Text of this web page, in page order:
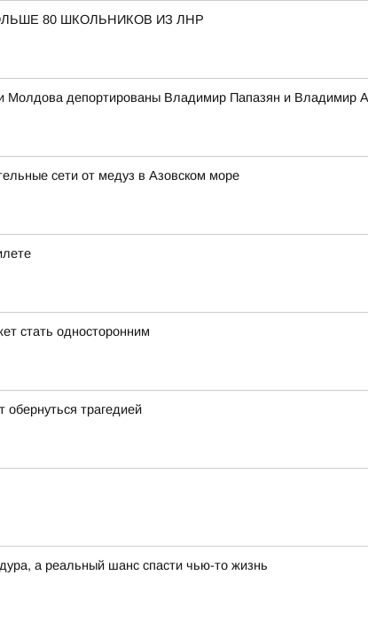
80 ШКОЛЬНИКОВ ИЗ ЛНР
Молдова депортированы Владимир Папазян и Владимир
сети от медуз в Азовском море
стать односторонним
трагедией
а реальный шанс спасти чью-то жизнь